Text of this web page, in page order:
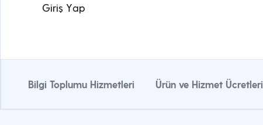
Giriş Yap
Bilgi Toplumu Hizmetleri Ürün ve Hizmet Ücretleri